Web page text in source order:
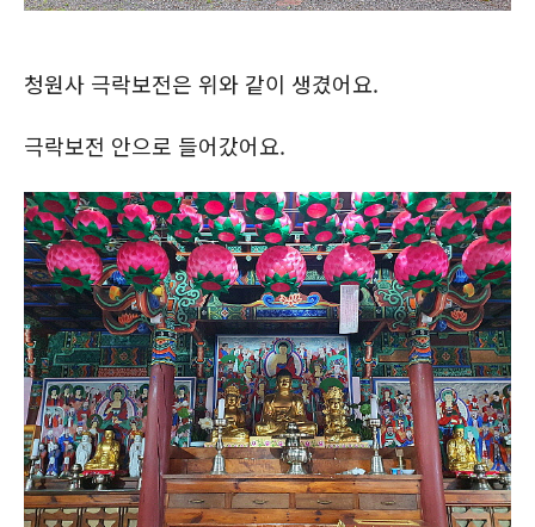
청원사 극락보전은 위와 같이 생겼어요.
극락보전 안으로 들어갔어요.